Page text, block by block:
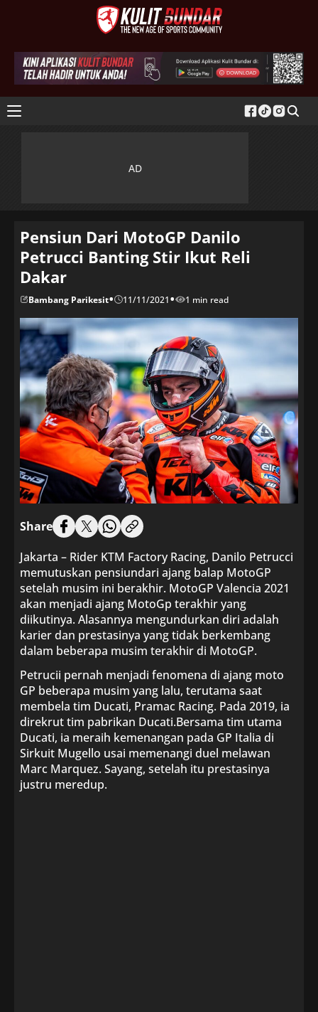
Pensiun Dari MotoGP Danilo
Petrucci Banting Stir Ikut Reli
Dakar
Bambang Parikesit• 11/11/2021• 1 min read
Share
Jakarta – Rider KTM Factory Racing, Danilo Petrucci
memutuskan pensiundari ajang balap MotoGP
setelah musim ini berakhir. MotoGP Valencia 2021
akan menjadi ajang MotoGp terakhir yang
diikutinya. Alasannya mengundurkan diri adalah
karier dan prestasinya yang tidak berkembang
dalam beberapa musim terakhir di MotoGP.
Petrucii pernah menjadi fenomena di ajang moto
GP beberapa musim yang lalu, terutama saat
membela tim Ducati, Pramac Racing. Pada 2019, ia
direkrut tim pabrikan Ducati.Bersama tim utama
Ducati, ia meraih kemenangan pada GP Italia di
Sirkuit Mugello usai memenangi duel melawan
Marc Marquez. Sayang, setelah itu prestasinya
justru meredup.